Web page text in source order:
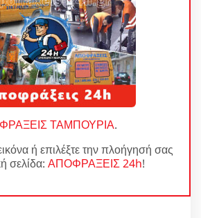
ΤΑΜΠΟΥΡΙΑ.
ή επιλέξτε την πλοήγησή σας
σελίδα: ΑΠΟΦΡΑΞΕΙΣ 24h!